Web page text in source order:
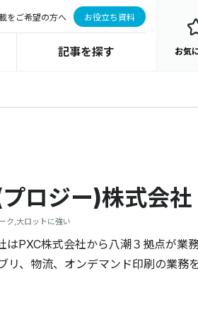
をご希望の方へ お役立ち資料
記事を探す お気
ロジー)株式会社
ク,大ロットに強い
はPXC株式会社から八潮３拠点が業
リ、物流、オンデマンド印刷の業務